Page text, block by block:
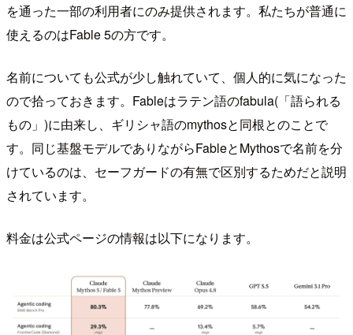
を通った一部の利用者にのみ提供されます。私たちが普通に
使えるのはFable 5の方です。
名前についても公式が少し触れていて、個人的に気になった
ので拾っておきます。Fableはラテン語のfabula(「語られる
もの」)に由来し、ギリシャ語のmythosと同根とのことで
す。同じ基盤モデルでありながらFableとMythosで名前を分
けているのは、セーフガードの有無で区別するためだと説明
されています。
料金は公式ページの情報は以下になります。